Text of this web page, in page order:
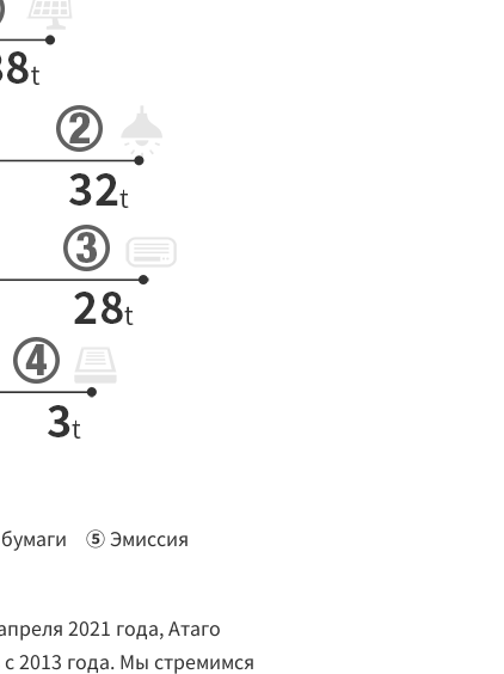
⑤Эмиссия
2021 года, Атаго
2013 года. Мы стремимся